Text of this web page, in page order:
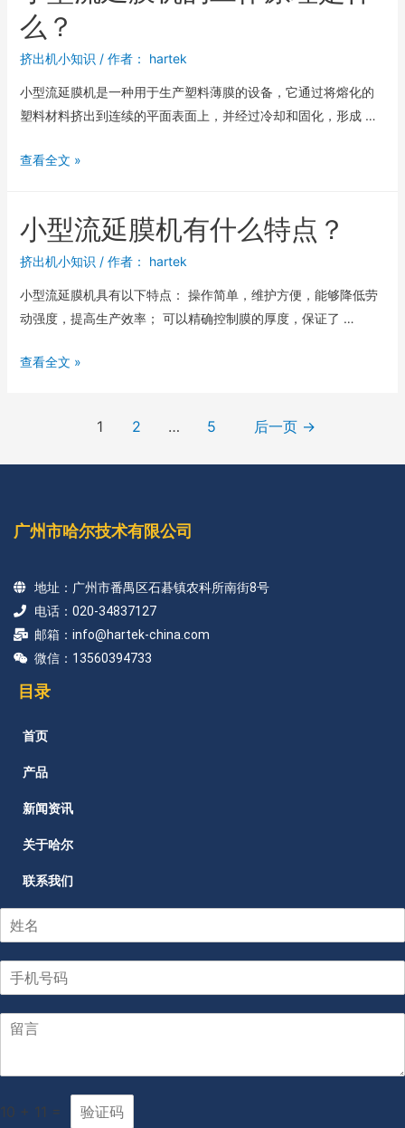
么？
挤出机小知识 / 作者： hartek
小型流延膜机是一种用于生产塑料薄膜的设备，它通过将熔化的
塑料材料挤出到连续的平面表面上，并经过冷却和固化，形成 …
查看全文 »
小型流延膜机有什么特点？
挤出机小知识 / 作者： hartek
小型流延膜机具有以下特点： 操作简单，维护方便，能够降低劳
动强度，提高生产效率； 可以精确控制膜的厚度，保证了 …
查看全文 »
1 2 … 5 后一页 →
广州市哈尔技术有限公司
地址：广州市番禺区石碁镇农科所南街8号
电话：020-34837127
邮箱：info@hartek-china.com
微信：13560394733
目录
首页
产品
新闻资讯
关于哈尔
联系我们
10 + 11 =